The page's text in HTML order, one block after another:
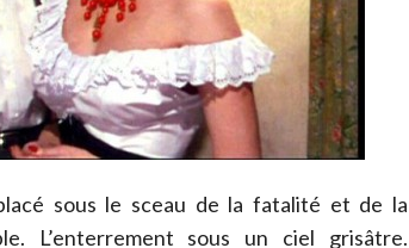
sous le sceau de la fatalité et de la
L’enterrement sous un ciel grisâtre.